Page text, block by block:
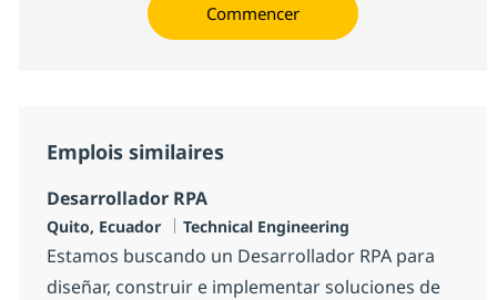
Commencer
Emplois similaires
Desarrollador RPA
Localisation
Quito, Ecuador Catégorie
Technical Engineering
Estamos buscando un Desarrollador RPA para
diseñar, construir e implementar soluciones de